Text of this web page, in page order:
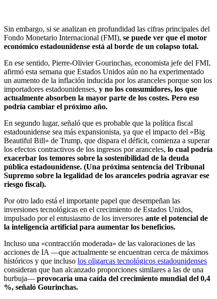
Sin embargo, si se analizan en profundidad las cifras principales del
Fondo Monetario Internacional (FMI), se puede ver que el motor
económico estadounidense está al borde de un colapso total.
En ese sentido, Pierre-Olivier Gourinchas, economista jefe del FMI,
afirmó esta semana que Estados Unidos aún no ha experimentado
un aumento de la inflación inducida por los aranceles porque son los
importadores estadounidenses, y no los consumidores, los que
actualmente absorben la mayor parte de los costes. Pero eso
podría cambiar el próximo año.
En segundo lugar, señaló que es probable que la política fiscal
estadounidense sea más expansionista, ya que el impacto del «Big
Beautiful Bill» de Trump, que dispara el déficit, comienza a superar
los efectos contractivos de los ingresos por aranceles, lo cual podría
exacerbar los temores sobre la sostenibilidad de la deuda
pública estadounidense. (Una próxima sentencia del Tribunal
Supremo sobre la legalidad de los aranceles podría agravar ese
riesgo fiscal).
Por otro lado está el importante papel que desempeñan las
inversiones tecnológicas en el crecimiento de Estados Unidos,
impulsado por el entusiasmo de los inversores ante el potencial de
la inteligencia artificial para aumentar los beneficios.
Incluso una «contracción moderada» de las valoraciones de las
acciones de IA —que actualmente se encuentran cerca de máximos
históricos y que incluso los oligarcas tecnológicos estadounidenses
consideran que han alcanzado proporciones similares a las de una
burbuja— provocaría una caída del crecimiento mundial del 0,4
%, señaló Gourinchas.